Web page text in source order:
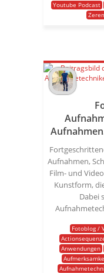
Youtube Podcast
Aufnahmen,
Film- und
Kunstform,
Dabei
Fotoblog /
Anwendungen